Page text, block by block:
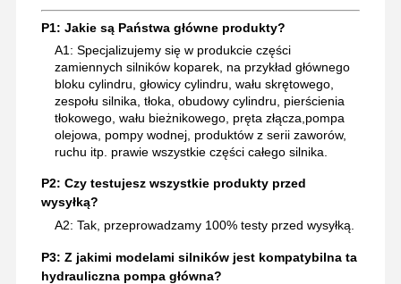
P1: Jakie są Państwa główne produkty?
A1: Specjalizujemy się w produkcie części
zamiennych silników koparek, na przykład głównego
bloku cylindru, głowicy cylindru, wału skrętowego,
zespołu silnika, tłoka, obudowy cylindru, pierścienia
tłokowego, wału bieżnikowego, pręta złącza,pompa
olejowa, pompy wodnej, produktów z serii zaworów,
ruchu itp. prawie wszystkie części całego silnika.
P2: Czy testujesz wszystkie produkty przed
wysyłką?
A2: Tak, przeprowadzamy 100% testy przed wysyłką.
P3: Z jakimi modelami silników jest kompatybilna ta
hydrauliczna pompa główna?